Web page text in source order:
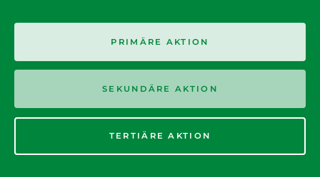
PRIMÄRE AKTION
SEKUNDÄRE AKTION
TERTIÄRE AKTION